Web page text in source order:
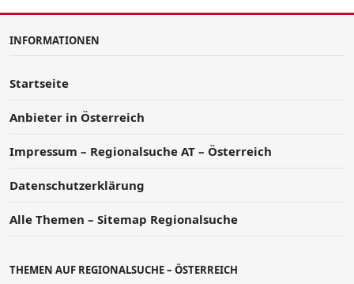
INFORMATIONEN
Startseite
Anbieter in Österreich
Impressum – Regionalsuche AT – Österreich
Datenschutzerklärung
Alle Themen – Sitemap Regionalsuche
THEMEN AUF REGIONALSUCHE – ÖSTERREICH